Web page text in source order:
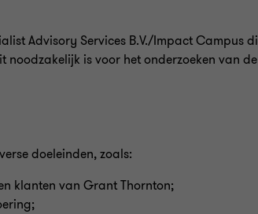
Advisory Services B.V./Impact Campus
noodzakelijk is voor het onderzoeken van
doeleinden, zoals:
klanten van Grant Thornton;